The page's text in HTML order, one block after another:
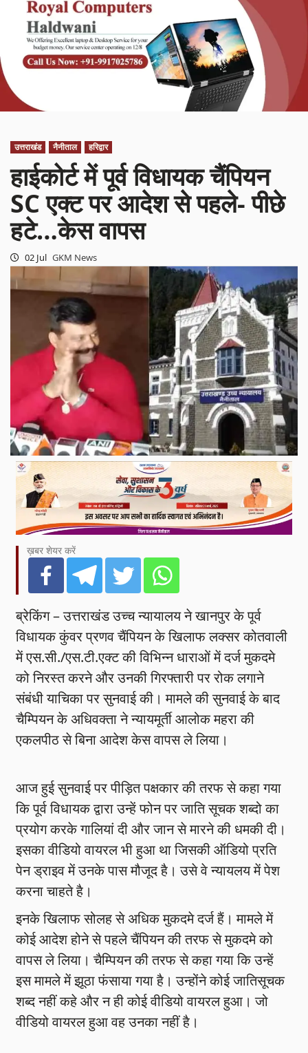
उत्तराखंड नैनीताल हरिद्वार
हाईकोर्ट में पूर्व विधायक चैंपियन
SC एक्ट पर आदेश से पहले- पीछे
हटे…केस वापस
02 Jul GKM News
ख़बर शेयर करें
ब्रेकिंग – उत्तराखंड उच्च न्यायालय ने खानपुर के पूर्व
विधायक कुंवर प्रणव चैंपियन के खिलाफ लक्सर कोतवाली
में एस.सी./एस.टी.एक्ट की विभिन्न धाराओं में दर्ज मुकदमे
को निरस्त करने और उनकी गिरफ्तारी पर रोक लगाने
संबंधी याचिका पर सुनवाई की। मामले की सुनवाई के बाद
चैम्पियन के अधिवक्ता ने न्यायमूर्ती आलोक महरा की
एकलपीठ से बिना आदेश केस वापस ले लिया।
आज हुई सुनवाई पर पीड़ित पक्षकार की तरफ से कहा गया
कि पूर्व विधायक द्वारा उन्हें फोन पर जाति सूचक शब्दो का
प्रयोग करके गालियां दी और जान से मारने की धमकी दी।
इसका वीडियो वायरल भी हुआ था जिसकी ऑडियो प्रति
पेन ड्राइव में उनके पास मौजूद है। उसे वे न्यायलय में पेश
करना चाहते है।
इनके खिलाफ सोलह से अधिक मुकदमे दर्ज हैं। मामले में
कोई आदेश होने से पहले चैंपियन की तरफ से मुकदमे को
वापस ले लिया। चैम्पियन की तरफ से कहा गया कि उन्हें
इस मामले में झूठा फंसाया गया है। उन्होंने कोई जातिसूचक
शब्द नहीं कहे और न ही कोई वीडियो वायरल हुआ। जो
वीडियो वायरल हुआ वह उनका नहीं है।